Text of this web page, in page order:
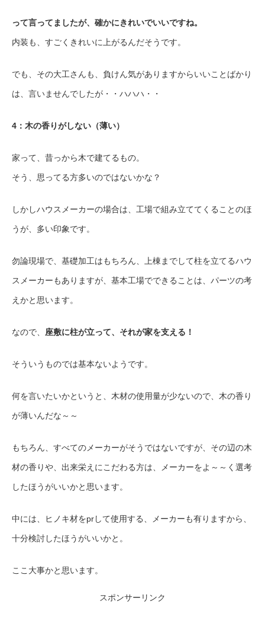
って言ってましたが、確かにきれいでいいですね。
内装も、すごくきれいに上がるんだそうです。
でも、その大工さんも、負けん気がありますからいいことばかり
は、言いませんでしたが・・ハハハ・・
4：木の香りがしない（薄い）
家って、昔っから木で建てるもの。
そう、思ってる方多いのではないかな？
しかしハウスメーカーの場合は、工場で組み立ててくることのほ
うが、多い印象です。
勿論現場で、基礎加工はもちろん、上棟までして柱を立てるハウ
スメーカーもありますが、基本工場でできることは、パーツの考
えかと思います。
なので、 座敷に柱が立って、それが家を支える！
そういうものでは基本ないようです。
何を言いたいかというと、木材の使用量が少ないので、木の香り
が薄いんだな～～
もちろん、すべてのメーカーがそうではないですが、その辺の木
材の香りや、出来栄えにこだわる方は、メーカーをよ～～く選考
したほうがいいかと思います。
中には、ヒノキ材をprして使用する、メーカーも有りますから、
十分検討したほうがいいかと。
ここ大事かと思います。
スポンサーリンク